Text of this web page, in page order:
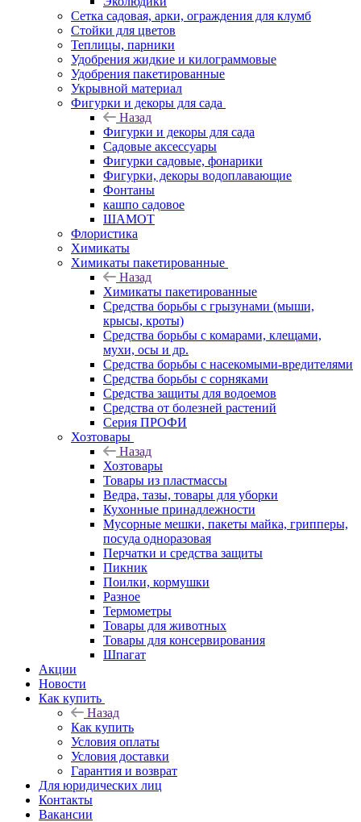
Сетка садовая, арки, ограждения для клумб
Стойки для цветов
Теплицы, парники
Удобрения жидкие и килограммовые
Удобрения пакетированные
Укрывной материал
Фигурки и декоры для сада
Назад
Фигурки и декоры для сада
Садовые аксессуары
Фигурки садовые, фонарики
Фигурки, декоры водоплавающие
Фонтаны
кашпо садовое
ШАМОТ
Флористика
Химикаты
Химикаты пакетированные
Назад
Химикаты пакетированные
Средства борьбы с грызунами (мыши,
крысы, кроты)
Средства борьбы с комарами, клещами,
мухи, осы и др.
Средства борьбы с насекомыми-вредителями
Средства борьбы с сорняками
Средства защиты для водоемов
Средства от болезней растений
Серия ПРОФИ
Хозтовары
Назад
Хозтовары
Товары из пластмассы
Ведра, тазы, товары для уборки
Кухонные принадлежности
Мусорные мешки, пакеты майка, грипперы,
посуда одноразовая
Перчатки и средства защиты
Пикник
Поилки, кормушки
Разное
Термометры
Товары для животных
Товары для консервирования
Шпагат
Акции
Новости
Как купить
Назад
Как купить
Условия оплаты
Условия доставки
Гарантия и возврат
Для юридических лиц
Контакты
Вакансии